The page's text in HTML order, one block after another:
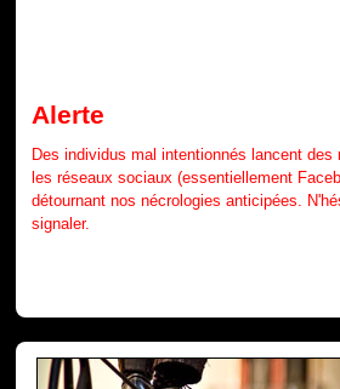
Alerte
Des individus mal intentionnés lancent des
les réseaux sociaux (essentiellement
détournant nos nécrologies anticipées.
signaler.